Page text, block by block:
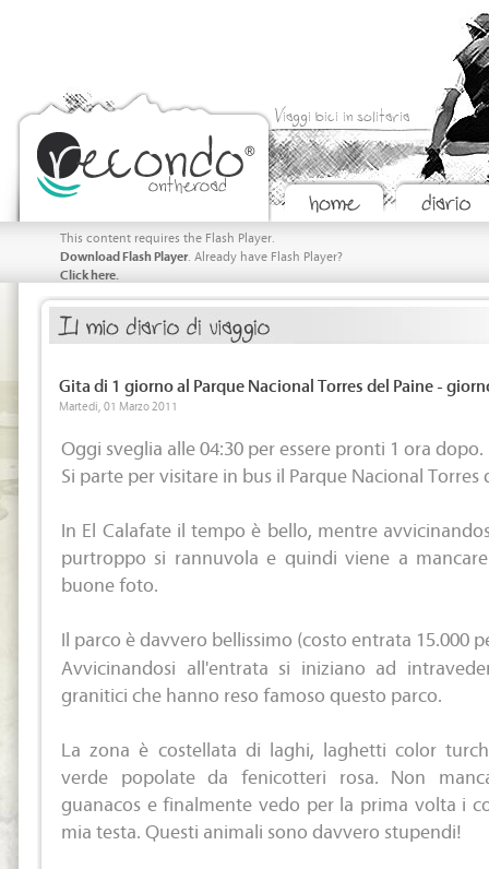
Viaggi bici in solitaria
This content requires the Flash Player.
Download Flash Player. Already have Flash Player?
Click here.
Gita di 1 giorno al Parque Nacional Torres del Paine -
Martedi, 01 Marzo 2011
Oggi sveglia alle 04:30 per essere pronti 1 ora dopo.
Si parte per visitare in bus il Parque Nacional Torres
In El Calafate il tempo è bello, mentre
purtroppo si rannuvola e quindi viene a
buone foto.
Il parco è davvero bellissimo (costo entrata 15.000
Avvicinandosi all'entrata si iniziano ad
granitici che hanno reso famoso questo parco.
La zona è costellata di laghi, laghetti color
verde popolate da fenicotteri rosa. Non
guanacos e finalmente vedo per la prima volta i
mia testa. Questi animali sono davvero stupendi!